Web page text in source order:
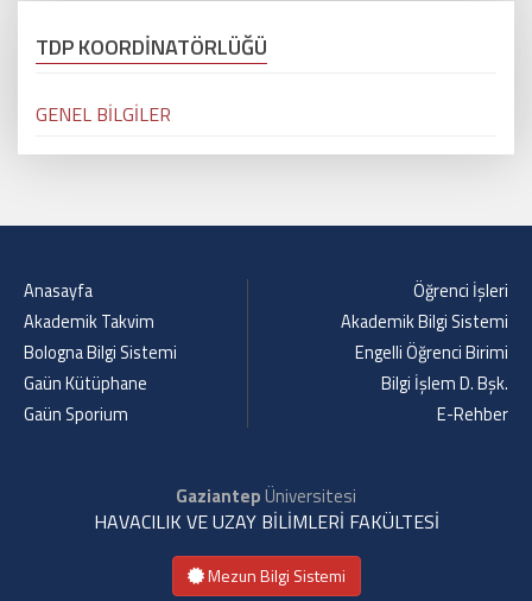
TDP KOORDİNATÖRLÜĞÜ
GENEL BİLGİLER
Anasayfa
Akademik Takvim
Bologna Bilgi Sistemi
Gaün Kütüphane
Gaün Sporium
Öğrenci İşleri
Akademik Bilgi Sistemi
Engelli Öğrenci Birimi
Bilgi İşlem D. Bşk.
E-Rehber
GaziantepÜniversitesi
HAVACILIK VE UZAY BİLİMLERİ FAKÜLTESİ
Mezun Bilgi Sistemi